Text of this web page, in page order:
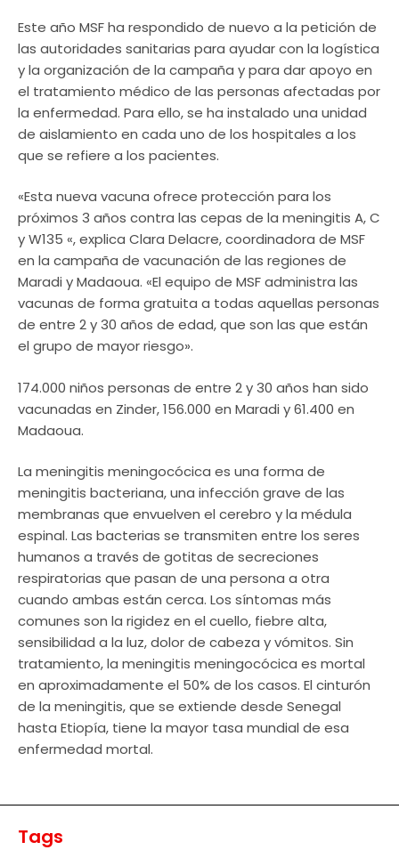
Este año MSF ha respondido de nuevo a la petición de
las autoridades sanitarias para ayudar con la logística
y la organización de la campaña y para dar apoyo en
el tratamiento médico de las personas afectadas por
la enfermedad. Para ello, se ha instalado una unidad
de aislamiento en cada uno de los hospitales a los
que se refiere a los pacientes.
«Esta nueva vacuna ofrece protección para los
próximos 3 años contra las cepas de la meningitis A, C
y W135 «, explica Clara Delacre, coordinadora de MSF
en la campaña de vacunación de las regiones de
Maradi y Madaoua. «El equipo de MSF administra las
vacunas de forma gratuita a todas aquellas personas
de entre 2 y 30 años de edad, que son las que están
el grupo de mayor riesgo».
174.000 niños personas de entre 2 y 30 años han sido
vacunadas en Zinder, 156.000 en Maradi y 61.400 en
Madaoua.
La meningitis meningocócica es una forma de
meningitis bacteriana, una infección grave de las
membranas que envuelven el cerebro y la médula
espinal. Las bacterias se transmiten entre los seres
humanos a través de gotitas de secreciones
respiratorias que pasan de una persona a otra
cuando ambas están cerca. Los síntomas más
comunes son la rigidez en el cuello, fiebre alta,
sensibilidad a la luz, dolor de cabeza y vómitos. Sin
tratamiento, la meningitis meningocócica es mortal
en aproximadamente el 50% de los casos. El cinturón
de la meningitis, que se extiende desde Senegal
hasta Etiopía, tiene la mayor tasa mundial de esa
enfermedad mortal.
Tags